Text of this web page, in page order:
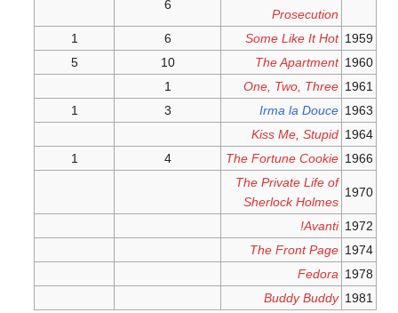
Prosecution
6
1959
Some Like It Hot
6
1
1960
The Apartment
10
5
1961
One, Two, Three
1
1963
Irma la Douce
3
1
1964
Kiss Me, Stupid
1966
The Fortune Cookie
4
1
1970
The Private Life of
Sherlock Holmes
1972
Avanti!
1974
The Front Page
1978
Fedora
1981
Buddy Buddy